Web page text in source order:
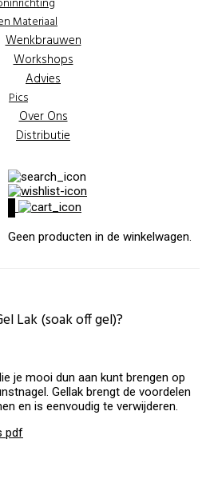
Materiaal
Wenkbrauwen
Workshops
Advies
Pics
Over Ons
Distributie
Geen producten in de winkelwagen.
Lak (soak off gel)?
je mooi dun aan kunt brengen op
Gellak brengt de voordelen
en is eenvoudig te verwijderen.
pdf